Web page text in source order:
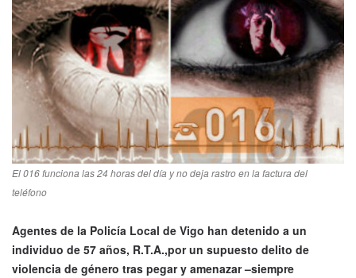
El 016 funciona las 24 horas del día y no deja rastro en la factura del
teléfono
Agentes de la Policía Local de Vigo han detenido a un
individuo de 57 años, R.T.A.,por un supuesto delito de
violencia de género tras pegar y amenazar –siempre